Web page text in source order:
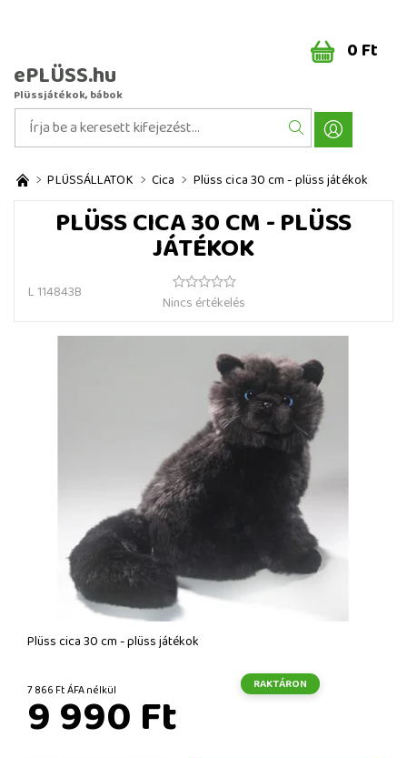
ePLÜSS.hu
Plüssjátékok, bábok
0 Ft
PLÜSSÁLLATOK Cica Plüss cica 30 cm - plüss játékok
PLÜSS CICA 30 CM - PLÜSS
JÁTÉKOK
L 114843B
Nincs értékelés
Plüss cica 30 cm - plüss játékok
7 866 Ft ÁFA nélkül RAKTÁRON
9 990 Ft